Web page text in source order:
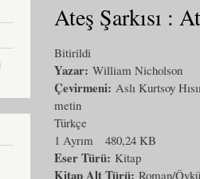
Ateş Şarkısı :
Bitirildi
Yazar: William Nicholson
Çevirmeni: Aslı Kurtsoy
metin
Türkçe
1 Ayrım
480,24 KB
Eser Türü: Kitap
Kitap Alt Türü: Roman/Öykü